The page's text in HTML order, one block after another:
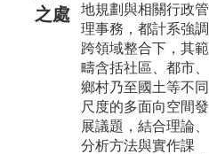
之處
地規劃與相關行政管
理事務，都計系強調
跨領域整合下，其範
疇含括社區、都市、
鄉村乃至國土等不同
尺度的多面向空間發
展議題，結合理論、
分析方法與實作課